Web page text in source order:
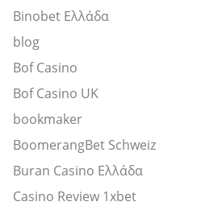
Binobet Ελλάδα
blog
Bof Casino
Bof Casino UK
bookmaker
BoomerangBet Schweiz
Buran Casino Ελλάδα
Casino Review 1xbet